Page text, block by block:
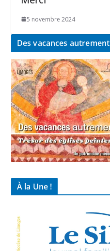
5 novembre 2024
Des vacances autrement
À la Une !